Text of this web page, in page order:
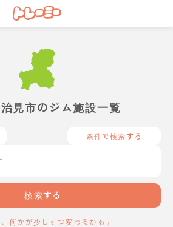
見市のジム施設一覧
条件で検索する
検索する
何かが少しずつ変わるかも」